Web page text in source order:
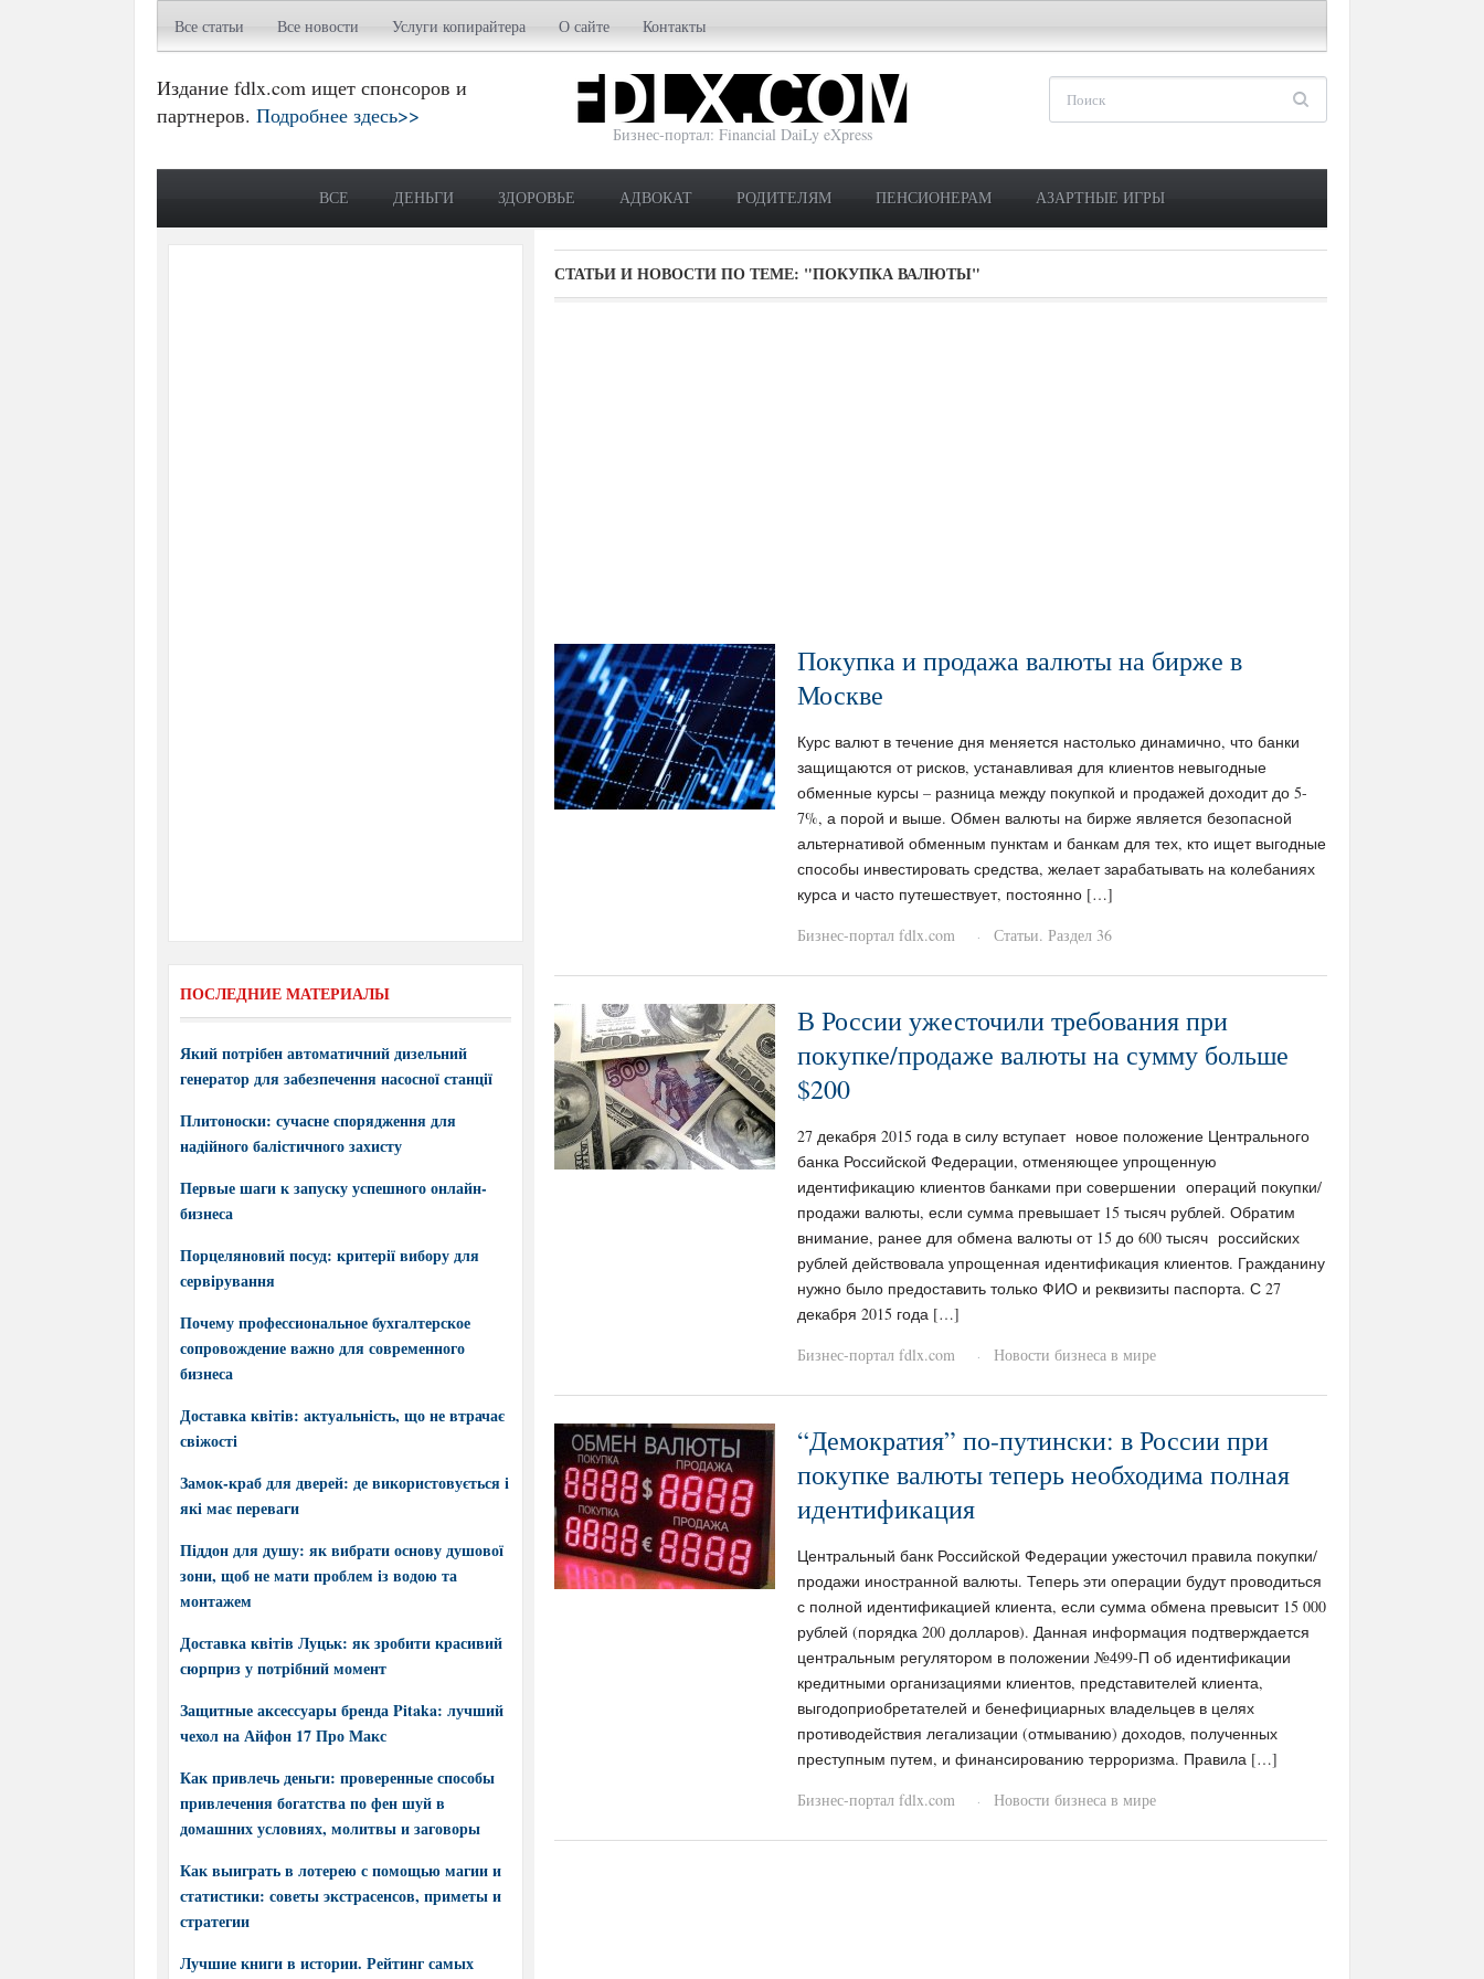
Все статьи Все новости Услуги копирайтера О сайте Контакты
Издание fdlx.com ищет спонсоров и
партнеров. Подробнее здесь>>
Бизнес-портал: Financial DaiLy eXpress
ВСЕ ДЕНЬГИ ЗДОРОВЬЕ АДВОКАТ РОДИТЕЛЯМ ПЕНСИОНЕРАМ АЗАРТНЫЕ ИГРЫ
СТАТЬИ И НОВОСТИ ПО ТЕМЕ: "ПОКУПКА ВАЛЮТЫ"
Покупка и продажа валюты на бирже в
Москве
Курс валют в течение дня меняется настолько динамично, что банки
защищаются от рисков, устанавливая для клиентов невыгодные
обменные курсы – разница между покупкой и продажей доходит до 5-
7%, а порой и выше. Обмен валюты на бирже является безопасной
альтернативой обменным пунктам и банкам для тех, кто ищет выгодные
способы инвестировать средства, желает зарабатывать на колебаниях
курса и часто путешествует, постоянно […]
Бизнес-портал fdlx.com
· Статьи. Раздел 36
В России ужесточили требования при
покупке/продаже валюты на сумму больше
$200
27 декабря 2015 года в силу вступает новое положение Центрального
банка Российской Федерации, отменяющее упрощенную
идентификацию клиентов банками при совершении операций покупки/
продажи валюты, если сумма превышает 15 тысяч рублей. Обратим
внимание, ранее для обмена валюты от 15 до 600 тысяч российских
рублей действовала упрощенная идентификация клиентов. Гражданину
нужно было предоставить только ФИО и реквизиты паспорта. С 27
декабря 2015 года […]
Бизнес-портал fdlx.com
· Новости бизнеса в мире
“Демократия” по-путински: в России при
покупке валюты теперь необходима полная
идентификация
Центральный банк Российской Федерации ужесточил правила покупки/
продажи иностранной валюты. Теперь эти операции будут проводиться
с полной идентификацией клиента, если сумма обмена превысит 15 000
рублей (порядка 200 долларов). Данная информация подтверждается
центральным регулятором в положении №499-П об идентификации
кредитными организациями клиентов, представителей клиента,
выгодоприобретателей и бенефициарных владельцев в целях
противодействия легализации (отмыванию) доходов, полученных
преступным путем, и финансированию терроризма. Правила […]
Бизнес-портал fdlx.com
· Новости бизнеса в мире
ПОСЛЕДНИЕ МАТЕРИАЛЫ
Який потрібен автоматичний дизельний
генератор для забезпечення насосної станції
Плитоноски: сучасне спорядження для
надійного балістичного захисту
Первые шаги к запуску успешного онлайн-
бизнеса
Порцеляновий посуд: критерії вибору для
сервірування
Почему профессиональное бухгалтерское
сопровождение важно для современного
бизнеса
Доставка квітів: актуальність, що не втрачає
свіжості
Замок-краб для дверей: де використовується і
які має переваги
Піддон для душу: як вибрати основу душової
зони, щоб не мати проблем із водою та
монтажем
Доставка квітів Луцьк: як зробити красивий
сюрприз у потрібний момент
Защитные аксессуары бренда Pitaka: лучший
чехол на Айфон 17 Про Макс
Как привлечь деньги: проверенные способы
привлечения богатства по фен шуй в
домашних условиях, молитвы и заговоры
Как выиграть в лотерею с помощью магии и
статистики: советы экстрасенсов, приметы и
стратегии
Лучшие книги в истории. Рейтинг самых